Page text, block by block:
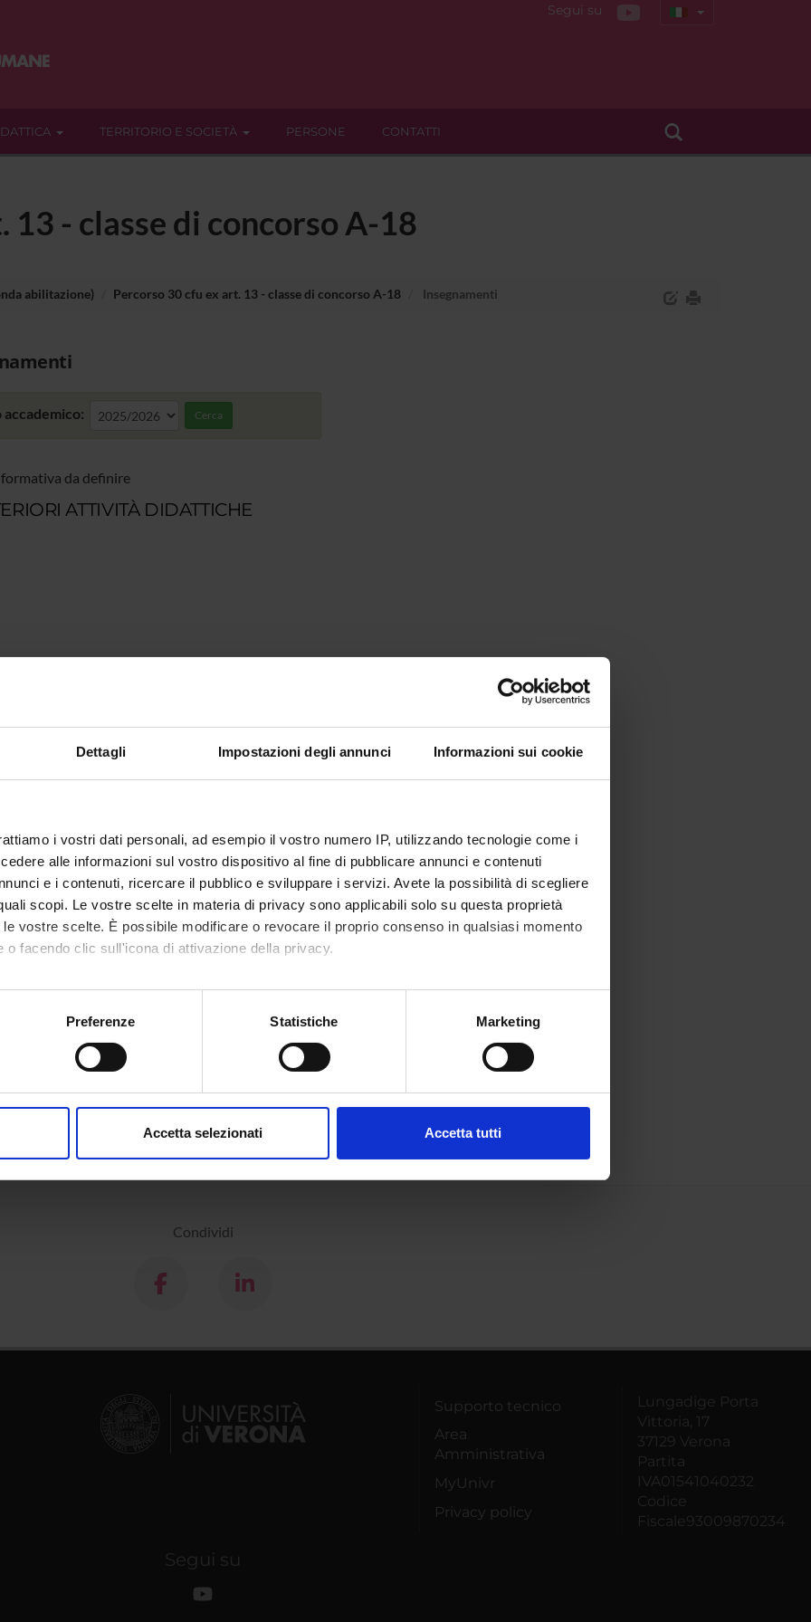
Dettagli Impostazioni degli annunci Informazioni sui cookie
i vostri dati personali, ad esempio il vostro numero IP, utilizzando tecnologie come i
alle informazioni sul vostro dispositivo al fine di pubblicare annunci e contenuti
e i contenuti, ricercare il pubblico e sviluppare i servizi. Avete la possibilità di scegliere
scopi. Le vostre scelte in materia di privacy sono applicabili solo su questa proprietà
vostre scelte. È possibile modificare o revocare il proprio consenso in qualsiasi momento
o facendo clic sull'icona di attivazione della privacy.
anche:
sulla tua posizione geografica, con un'approssimazione di qualche metro,
in qualsiasi momento dalla Dichiarazione sui cookie.
Preferenze Statistiche Marketing
Accetta selezionati Accetta tutti
Segui su
TERRITORIO E SOCIETÀ PERSONE CONTATTI
13 - classe di concorso A-18
abilitazione) Percorso 30 cfu ex art. 13 - classe di concorso A-18 Insegnamenti
accademico: Cerca
da definire
ATTIVITÀ DIDATTICHE
Condividi
Supporto tecnico
Area
Amministrativa
MyUnivr
Privacy policy
Lungadige Porta
Vittoria, 17
37129 Verona
Partita
IVA01541040232
Codice
Fiscale93009870234
Segui su